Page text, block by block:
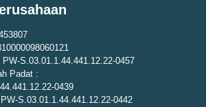
S.03.01.1.44.441.12.22-0457
Padat :
0439
S.03.01.1.44.441.12.22-0442